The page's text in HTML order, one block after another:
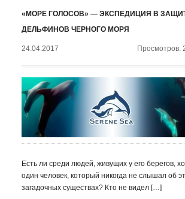
«МОРЕ ГОЛОСОВ» — ЭКСПЕДИЦИЯ В
ДЕЛЬФИНОВ ЧЕРНОГО МОРЯ
24.04.2017 Просмотров:
Есть ли среди людей, живущих у его берегов,
один человек, который никогда не слышал об
загадочных существах? Кто не видел […]